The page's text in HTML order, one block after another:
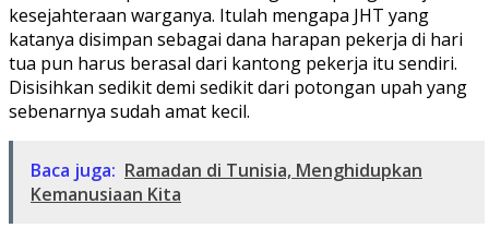
kesejahteraan warganya. Itulah mengapa JHT yang
katanya disimpan sebagai dana harapan pekerja di hari
tua pun harus berasal dari kantong pekerja itu sendiri.
Disisihkan sedikit demi sedikit dari potongan upah yang
sebenarnya sudah amat kecil.
Baca juga: Ramadan di Tunisia, Menghidupkan
Kemanusiaan Kita